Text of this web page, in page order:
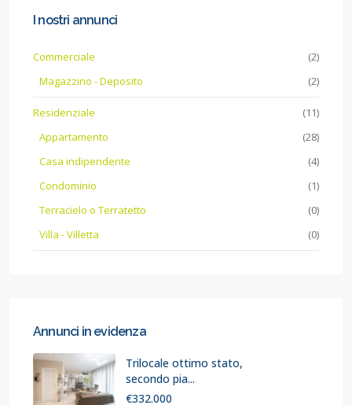
I nostri annunci
Commerciale
(2)
Magazzino - Deposito
(2)
Residenziale
(11)
Appartamento
(28)
Casa indipendente
(4)
Condominio
(1)
Terracielo o Terratetto
(0)
Villa - Villetta
(0)
Annunci in evidenza
Trilocale ottimo stato,
secondo pia...
€332.000